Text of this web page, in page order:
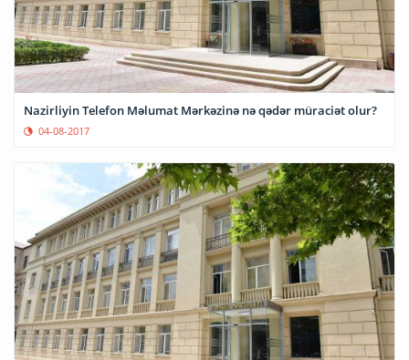
Nazirliyin Telefon Məlumat Mərkəzinə nə qədər müraciət olur?
04-08-2017